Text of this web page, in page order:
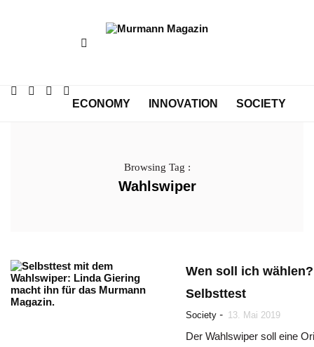
ECONOMY INNOVATION SOCIETY
Browsing Tag :
Wahlswiper
Wen soll ich
Selbsttest
Society - 13. Mai 2019
Der Wahlswiper soll eine